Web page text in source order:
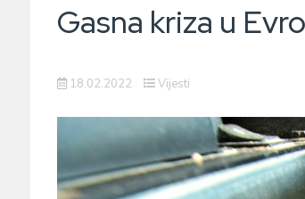
Gasna kriza u
18.02.2022 Vijesti